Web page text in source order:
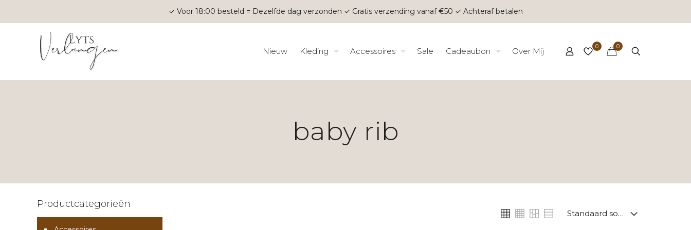
✓ Voor 18:00 besteld = Dezelfde dag verzonden ✓ Gratis verzending vanaf €50 ✓ Achteraf betalen
Nieuw Kleding Accessoires Sale Cadeaubon Over Mij 0 0
baby rib
Productcategorieën